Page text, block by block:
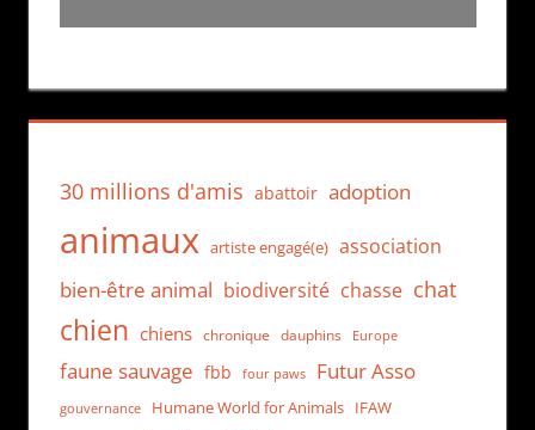
30 millions d'amis abattoir adoption
animaux artiste engagé(e) association
bien-être animal biodiversité chasse chat
chien chiens chronique dauphins Europe
faune sauvage fbb four paws Futur Asso
gouvernance Humane World for Animals IFAW